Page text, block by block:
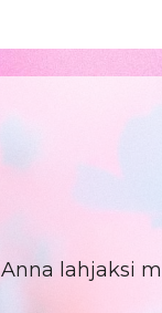
Anna lahjaksi